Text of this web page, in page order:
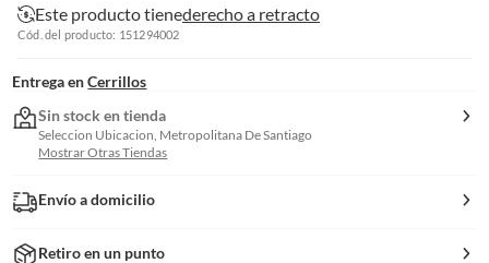
Este producto tienederecho a retracto
Cód. del producto: 151294002
Entrega en Cerrillos
Sin stock en tienda
Seleccion Ubicacion, Metropolitana De Santiago
Mostrar Otras Tiendas
Envío a domicilio
Retiro en un punto